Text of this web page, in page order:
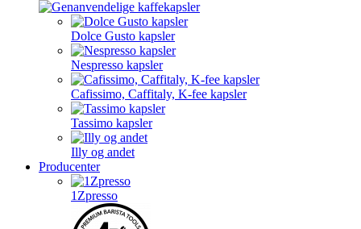
Dolce Gusto kapsler
Nespresso kapsler
Cafissimo, Caffitaly, K-fee kapsler
Tassimo kapsler
Illy og andet
Producenter
1Zpresso